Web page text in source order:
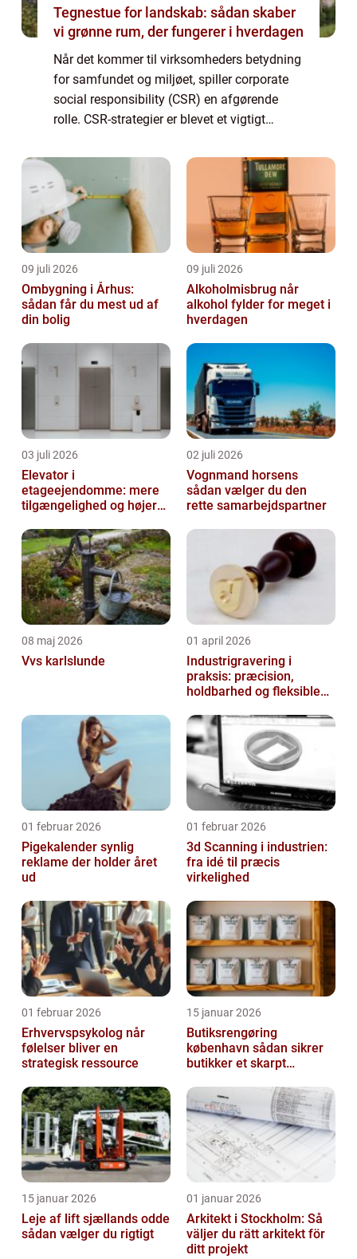
Tegnestue for landskab: sådan skaber
vi grønne rum, der fungerer i hverdagen
Når det kommer til virksomheders betydning
for samfundet og miljøet, spiller corporate
social responsibility (CSR) en afgørende
rolle. CSR-strategier er blevet et vigtigt
deres engagement i bæredygtighed, e...
09 juli 2026
Ombygning i Århus:
sådan får du mest ud af
din bolig
09 juli 2026
Alkoholmisbrug når
alkohol fylder for meget i
hverdagen
03 juli 2026
Elevator i
etageejendomme: mere
tilgængelighed og højere
02 juli 2026
Vognmand horsens
sådan vælger du den
rette samarbejdspartner
08 maj 2026
Vvs karlslunde
01 april 2026
Industrigravering i
praksis: præcision,
holdbarhed og fleksible
01 februar 2026
Pigekalender synlig
reklame der holder året
ud
01 februar 2026
3d Scanning i industrien:
fra idé til præcis
virkelighed
01 februar 2026
Erhvervspsykolog når
følelser bliver en
strategisk ressource
15 januar 2026
Butiksrengøring
københavn sådan sikrer
butikker et skarpt
15 januar 2026
Leje af lift sjællands odde
sådan vælger du rigtigt
01 januar 2026
Arkitekt i Stockholm: Så
väljer du rätt arkitekt för
ditt projekt